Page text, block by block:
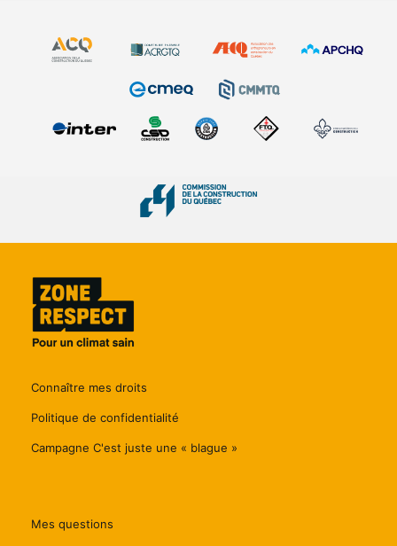
Connaître mes droits
Politique de confidentialité
Campagne C'est juste une « blague »
Mes questions